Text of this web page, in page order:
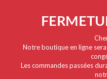
Notre boutique en ligne
Les commandes passées